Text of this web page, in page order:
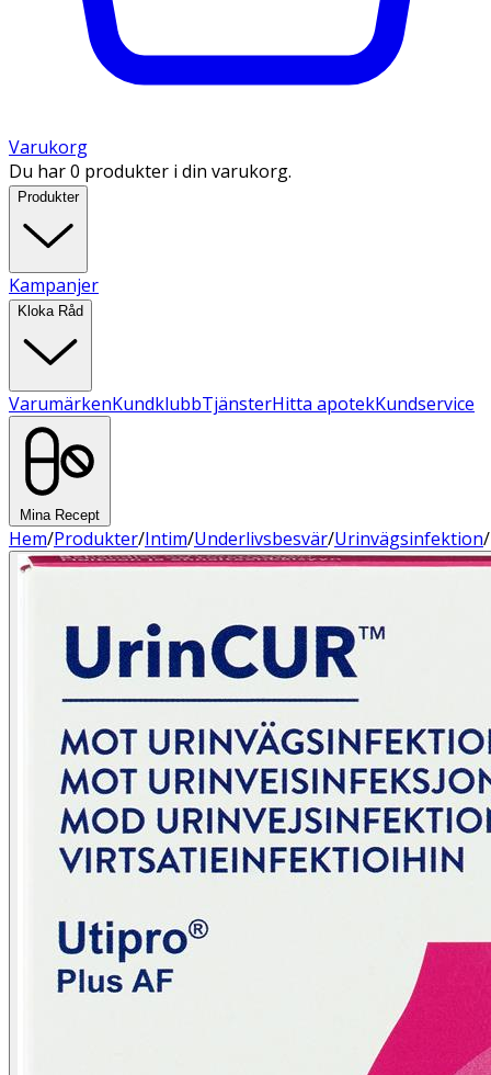
Varukorg
Du har 0 produkter i din varukorg.
Produkter
Kampanjer
Kloka Råd
VarumärkenKundklubbTjänsterHitta apotekKundservice
Mina Recept
Hem/Produkter/Intim/Underlivsbesvär/Urinvägsinfektion/